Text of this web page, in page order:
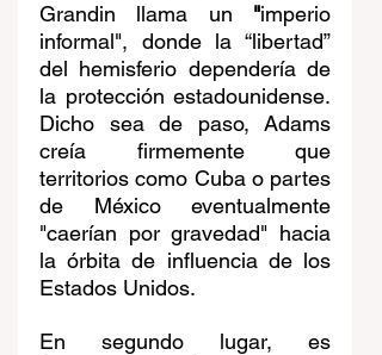
Grandin llama un "imperio
informal", donde la “libertad”
del hemisferio dependería de
la protección estadounidense.
Dicho sea de paso, Adams
creía firmemente que
territorios como Cuba o partes
de México eventualmente
"caerían por gravedad" hacia
la órbita de influencia de los
Estados Unidos.
En segundo lugar, es